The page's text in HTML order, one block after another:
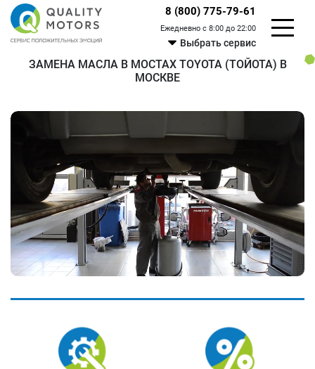
8 (800) 775-79-61
Ежедневно с 8:00 до 22:00
Выбрать сервис
ЗАМЕНА МАСЛА В МОСТАХ TOYOTA (ТОЙОТА) В
МОСКВЕ